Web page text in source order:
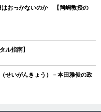
はおっかないのか 【岡嶋教授の
ル指南】
せいがんきょう）－本田雅俊の政